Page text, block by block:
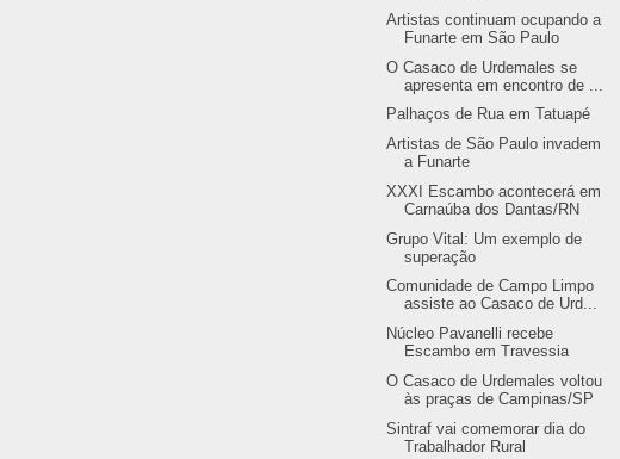
Artistas continuam ocupando a
Funarte em São Paulo
O Casaco de Urdemales se
apresenta em encontro de ...
Palhaços de Rua em Tatuapé
Artistas de São Paulo invadem
a Funarte
XXXI Escambo acontecerá em
Carnaúba dos Dantas/RN
Grupo Vital: Um exemplo de
superação
Comunidade de Campo Limpo
assiste ao Casaco de Urd...
Núcleo Pavanelli recebe
Escambo em Travessia
O Casaco de Urdemales voltou
às praças de Campinas/SP
Sintraf vai comemorar dia do
Trabalhador Rural